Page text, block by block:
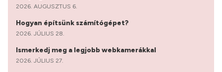
2026. AUGUSZTUS 6.
Hogyan építsünk számítógépet?
2026. JÚLIUS 28.
Ismerkedj meg a legjobb webkamerákkal
2026. JÚLIUS 27.